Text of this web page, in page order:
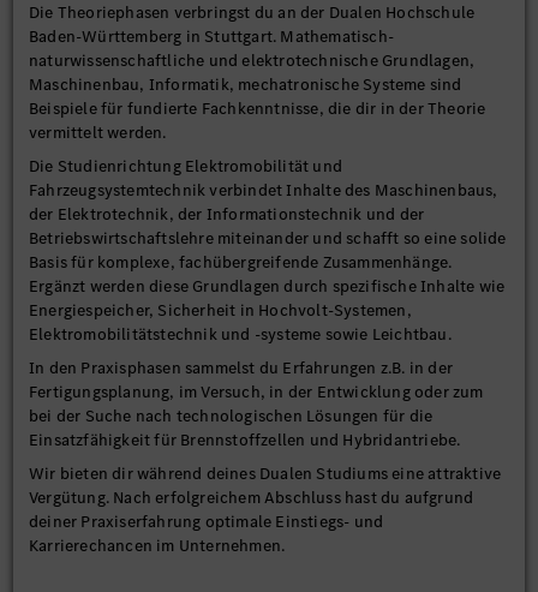
Die Theoriephasen verbringst du an der Dualen Hochschule
Baden-Württemberg in Stuttgart. Mathematisch-
naturwissenschaftliche und elektrotechnische Grundlagen,
Maschinenbau, Informatik, mechatronische Systeme sind
Beispiele für fundierte Fachkenntnisse, die dir in der Theorie
vermittelt werden.
Die Studienrichtung Elektromobilität und
Fahrzeugsystemtechnik verbindet Inhalte des Maschinenbaus,
der Elektrotechnik, der Informationstechnik und der
Betriebswirtschaftslehre miteinander und schafft so eine solide
Basis für komplexe, fachübergreifende Zusammenhänge.
Ergänzt werden diese Grundlagen durch spezifische Inhalte wie
Energiespeicher, Sicherheit in Hochvolt-Systemen,
Elektromobilitätstechnik und -systeme sowie Leichtbau.
In den Praxisphasen sammelst du Erfahrungen z.B. in der
Fertigungsplanung, im Versuch, in der Entwicklung oder zum
bei der Suche nach technologischen Lösungen für die
Einsatzfähigkeit für Brennstoffzellen und Hybridantriebe.
Wir bieten dir während deines Dualen Studiums eine attraktive
Vergütung. Nach erfolgreichem Abschluss hast du aufgrund
deiner Praxiserfahrung optimale Einstiegs- und
Karrierechancen im Unternehmen.